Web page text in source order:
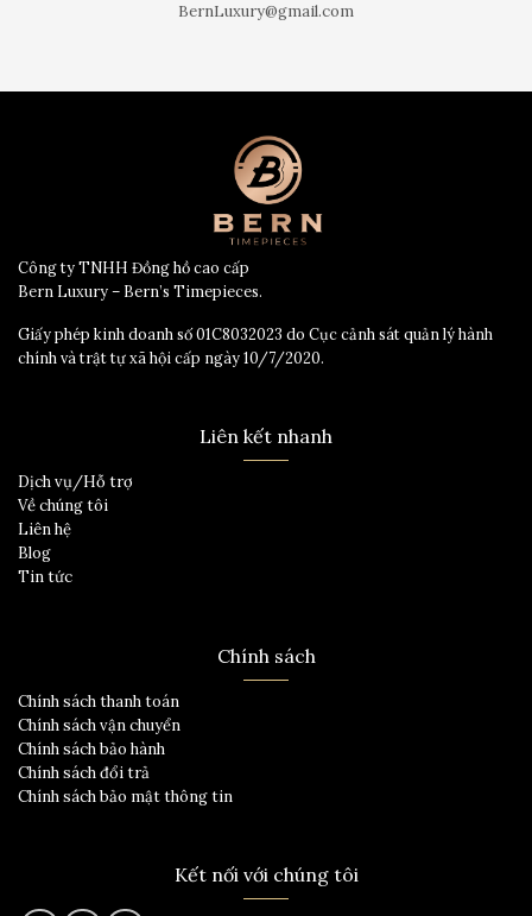
BernLuxury@gmail.com
Công ty TNHH Đồng hồ cao cấp
Bern Luxury – Bern’s Timepieces.
Giấy phép kinh doanh số 01C8032023 do Cục cảnh sát quản lý hành
chính và trật tự xã hội cấp ngày 10/7/2020.
Liên kết nhanh
Dịch vụ/Hỗ trợ
Về chúng tôi
Liên hệ
Blog
Tin tức
Chính sách
Chính sách thanh toán
Chính sách vận chuyển
Chính sách bảo hành
Chính sách đổi trả
Chính sách bảo mật thông tin
Kết nối với chúng tôi